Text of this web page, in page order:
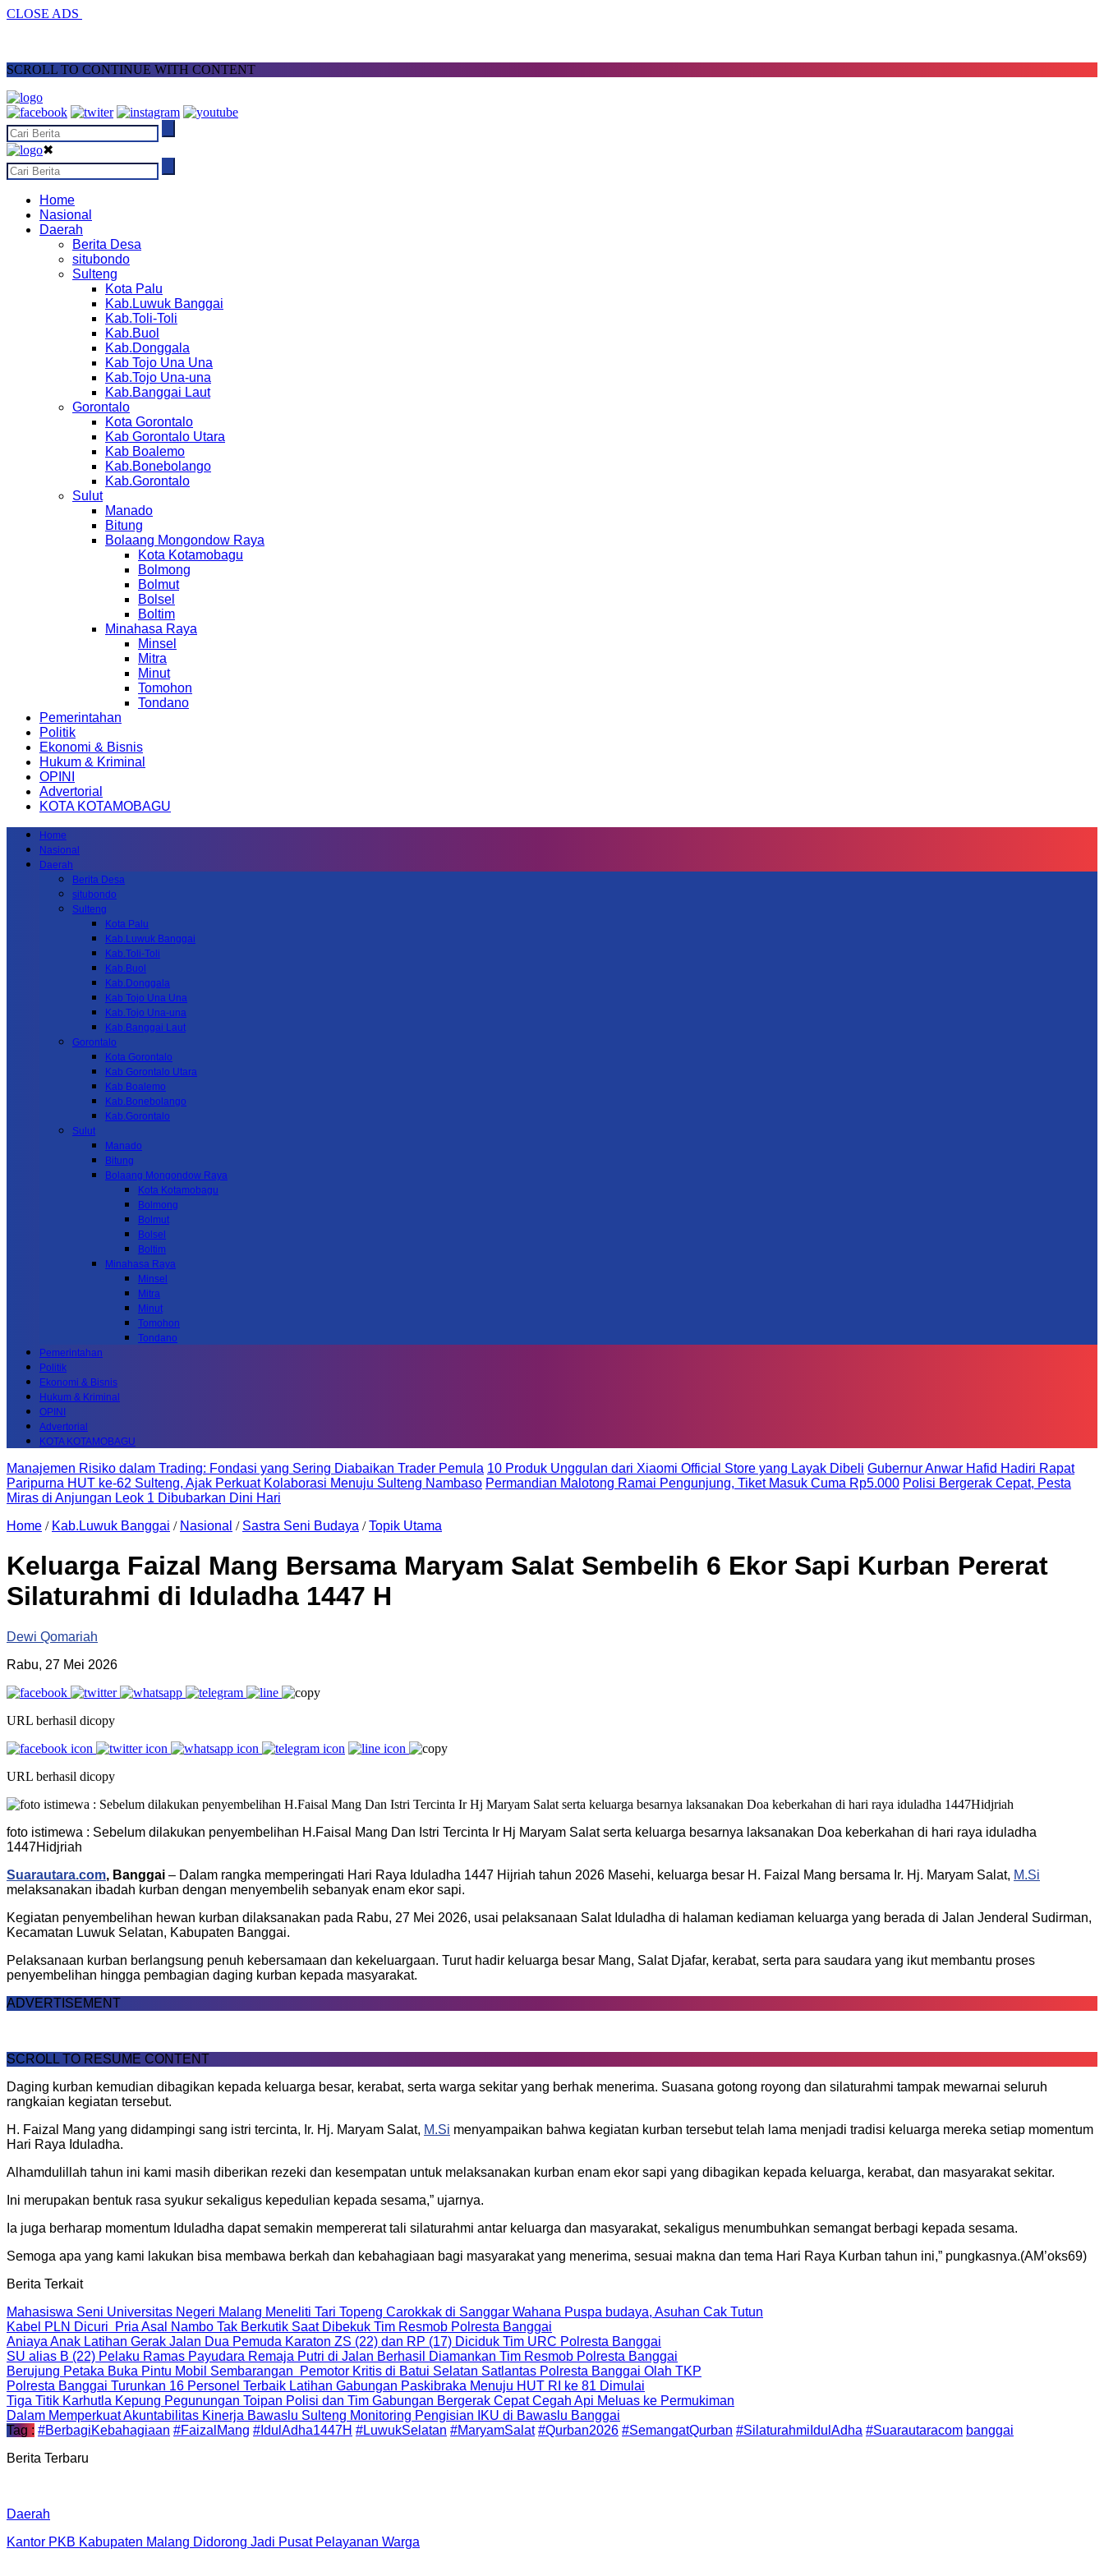
CLOSE ADS
SCROLL TO CONTINUE WITH CONTENT
✖
Home
Nasional
Daerah
Berita Desa
situbondo
Sulteng
Kota Palu
Kab.Luwuk Banggai
Kab.Toli-Toli
Kab.Buol
Kab.Donggala
Kab Tojo Una Una
Kab.Tojo Una-una
Kab.Banggai Laut
Gorontalo
Kota Gorontalo
Kab Gorontalo Utara
Kab Boalemo
Kab.Bonebolango
Kab.Gorontalo
Sulut
Manado
Bitung
Bolaang Mongondow Raya
Kota Kotamobagu
Bolmong
Bolmut
Bolsel
Boltim
Minahasa Raya
Minsel
Mitra
Minut
Tomohon
Tondano
Pemerintahan
Politik
Ekonomi & Bisnis
Hukum & Kriminal
OPINI
Advertorial
KOTA KOTAMOBAGU
Home
Nasional
Daerah
Berita Desa
situbondo
Sulteng
Kota Palu
Kab.Luwuk Banggai
Kab.Toli-Toli
Kab.Buol
Kab.Donggala
Kab Tojo Una Una
Kab.Tojo Una-una
Kab.Banggai Laut
Gorontalo
Kota Gorontalo
Kab Gorontalo Utara
Kab Boalemo
Kab.Bonebolango
Kab.Gorontalo
Sulut
Manado
Bitung
Bolaang Mongondow Raya
Kota Kotamobagu
Bolmong
Bolmut
Bolsel
Boltim
Minahasa Raya
Minsel
Mitra
Minut
Tomohon
Tondano
Pemerintahan
Politik
Ekonomi & Bisnis
Hukum & Kriminal
OPINI
Advertorial
KOTA KOTAMOBAGU
Manajemen Risiko dalam Trading: Fondasi yang Sering Diabaikan Trader Pemula 10 Produk Unggulan dari Xiaomi Official Store yang Layak Dibeli Gubernur Anwar Hafid Hadiri Rapat
Paripurna HUT ke-62 Sulteng, Ajak Perkuat Kolaborasi Menuju Sulteng Nambaso Permandian Malotong Ramai Pengunjung, Tiket Masuk Cuma Rp5.000 Polisi Bergerak Cepat, Pesta
Miras di Anjungan Leok 1 Dibubarkan Dini Hari
Home / Kab.Luwuk Banggai / Nasional / Sastra Seni Budaya /Topik Utama
Keluarga Faizal Mang Bersama Maryam Salat Sembelih 6 Ekor Sapi Kurban Pererat
Silaturahmi di Iduladha 1447 H
Dewi Qomariah
Rabu, 27 Mei 2026
URL berhasil dicopy
URL berhasil dicopy
foto istimewa : Sebelum dilakukan penyembelihan H.Faisal Mang Dan Istri Tercinta Ir Hj Maryam Salat serta keluarga besarnya laksanakan Doa keberkahan di hari raya iduladha
1447Hidjriah
Suarautara.com, Banggai – Dalam rangka memperingati Hari Raya Iduladha 1447 Hijriah tahun 2026 Masehi, keluarga besar H. Faizal Mang bersama Ir. Hj. Maryam Salat, M.Si
melaksanakan ibadah kurban dengan menyembelih sebanyak enam ekor sapi.
Kegiatan penyembelihan hewan kurban dilaksanakan pada Rabu, 27 Mei 2026, usai pelaksanaan Salat Iduladha di halaman kediaman keluarga yang berada di Jalan Jenderal Sudirman,
Kecamatan Luwuk Selatan, Kabupaten Banggai.
Pelaksanaan kurban berlangsung penuh kebersamaan dan kekeluargaan. Turut hadir keluarga besar Mang, Salat Djafar, kerabat, serta para saudara yang ikut membantu proses
penyembelihan hingga pembagian daging kurban kepada masyarakat.
ADVERTISEMENT
SCROLL TO RESUME CONTENT
Daging kurban kemudian dibagikan kepada keluarga besar, kerabat, serta warga sekitar yang berhak menerima. Suasana gotong royong dan silaturahmi tampak mewarnai seluruh
rangkaian kegiatan tersebut.
H. Faizal Mang yang didampingi sang istri tercinta, Ir. Hj. Maryam Salat, M.Si menyampaikan bahwa kegiatan kurban tersebut telah lama menjadi tradisi keluarga mereka setiap momentum
Hari Raya Iduladha.
Alhamdulillah tahun ini kami masih diberikan rezeki dan kesempatan untuk melaksanakan kurban enam ekor sapi yang dibagikan kepada keluarga, kerabat, dan masyarakat sekitar.
Ini merupakan bentuk rasa syukur sekaligus kepedulian kepada sesama,” ujarnya.
Ia juga berharap momentum Iduladha dapat semakin mempererat tali silaturahmi antar keluarga dan masyarakat, sekaligus menumbuhkan semangat berbagi kepada sesama.
Semoga apa yang kami lakukan bisa membawa berkah dan kebahagiaan bagi masyarakat yang menerima, sesuai makna dan tema Hari Raya Kurban tahun ini,” pungkasnya.(AM’oks69)
Berita Terkait
Mahasiswa Seni Universitas Negeri Malang Meneliti Tari Topeng Carokkak di Sanggar Wahana Puspa budaya, Asuhan Cak Tutun
Kabel PLN Dicuri Pria Asal Nambo Tak Berkutik Saat Dibekuk Tim Resmob Polresta Banggai
Aniaya Anak Latihan Gerak Jalan Dua Pemuda Karaton ZS (22) dan RP (17) Diciduk Tim URC Polresta Banggai
SU alias B (22) Pelaku Ramas Payudara Remaja Putri di Jalan Berhasil Diamankan Tim Resmob Polresta Banggai
Berujung Petaka Buka Pintu Mobil Sembarangan Pemotor Kritis di Batui Selatan Satlantas Polresta Banggai Olah TKP
Polresta Banggai Turunkan 16 Personel Terbaik Latihan Gabungan Paskibraka Menuju HUT RI ke 81 Dimulai
Tiga Titik Karhutla Kepung Pegunungan Toipan Polisi dan Tim Gabungan Bergerak Cepat Cegah Api Meluas ke Permukiman
Dalam Memperkuat Akuntabilitas Kinerja Bawaslu Sulteng Monitoring Pengisian IKU di Bawaslu Banggai
Tag : #BerbagiKebahagiaan #FaizalMang #IdulAdha1447H #LuwukSelatan #MaryamSalat #Qurban2026 #SemangatQurban #SilaturahmiIdulAdha #Suarautaracom banggai
Berita Terbaru
Daerah
Kantor PKB Kabupaten Malang Didorong Jadi Pusat Pelayanan Warga